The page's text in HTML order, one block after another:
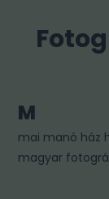
M
mai manó ház
magyar